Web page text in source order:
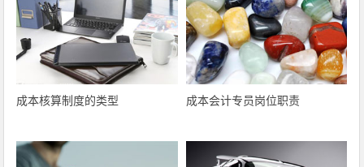
成本核算制度的类型 成本会计专员岗位职责